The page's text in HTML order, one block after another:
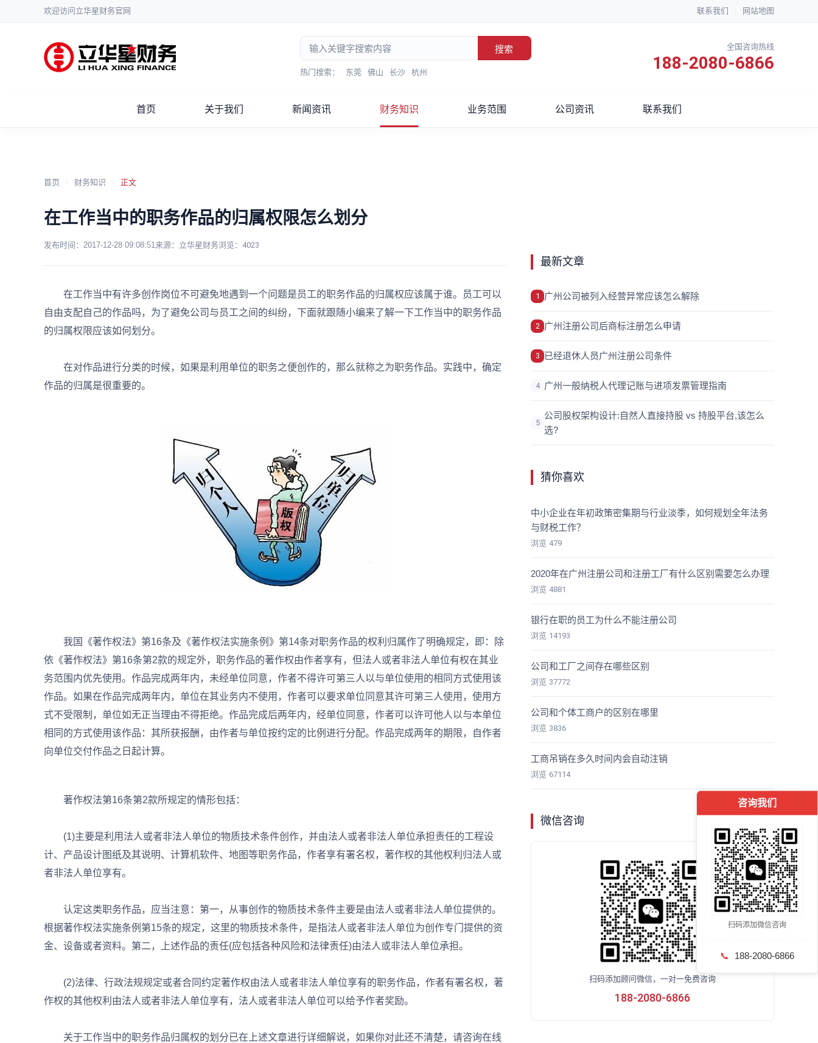
欢迎访问立华星财务官网 联系我们 网站地图
搜索
热门搜索： 东莞 佛山 长沙 杭州
全国咨询热线
188-2080-6866
首页 关于我们 新闻资讯 财务知识 业务范围 公司资讯 联系我们
首页 财务知识 正文
在工作当中的职务作品的归属权限怎么划分
发布时间： 2017-12-28 09:08:51来源：立华星财务浏览： 4023
在工作当中有许多创作岗位不可避免地遇到一个问题是员工的职务作品的归属权应该属于谁。员工可以
自由支配自己的作品吗，为了避免公司与员工之间的纠纷，下面就跟随小编来了解一下工作当中的职务作品
的归属权限应该如何划分。
在对作品进行分类的时候，如果是利用单位的职务之便创作的，那么就称之为职务作品。实践中，确定
作品的归属是很重要的。
我国《著作权法》第16条及《著作权法实施条例》第14条对职务作品的权利归属作了明确规定，即：除
依《著作权法》第16条第2款的规定外，职务作品的著作权由作者享有，但法人或者非法人单位有权在其业
务范围内优先使用。作品完成两年内，未经单位同意，作者不得许可第三人以与单位使用的相同方式使用该
作品。如果在作品完成两年内，单位在其业务内不使用，作者可以要求单位同意其许可第三人使用，使用方
式不受限制，单位如无正当理由不得拒绝。作品完成后两年内，经单位同意，作者可以许可他人以与本单位
相同的方式使用该作品：其所获报酬，由作者与单位按约定的比例进行分配。作品完成两年的期限，自作者
向单位交付作品之日起计算。
著作权法第16条第2款所规定的情形包括：
(1)主要是利用法人或者非法人单位的物质技术条件创作，并由法人或者非法人单位承担责任的工程设
计、产品设计图纸及其说明、计算机软件、地图等职务作品，作者享有署名权，著作权的其他权利归法人或
者非法人单位享有。
认定这类职务作品，应当注意：第一，从事创作的物质技术条件主要是由法人或者非法人单位提供的。
根据著作权法实施条例第15条的规定，这里的物质技术条件，是指法人或者非法人单位为创作专门提供的资
金、设备或者资料。第二，上述作品的责任(应包括各种风险和法律责任)由法人或非法人单位承担。
(2)法律、行政法规规定或者合同约定著作权由法人或者非法人单位享有的职务作品，作者有署名权，著
作权的其他权利由法人或者非法人单位享有，法人或者非法人单位可以给予作者奖励。
关于工作当中的职务作品归属权的划分已在上述文章进行详细解说，如果你对此还不清楚，请咨询在线
最新文章
1 广州公司被列入经营异常应该怎么解除
2 广州注册公司后商标注册怎么申请
3 已经退休人员广州注册公司条件
4 广州一般纳税人代理记账与进项发票管理指南
5
公司股权架构设计:自然人直接持股 vs 持股平台,该怎么
选?
猜你喜欢
中小企业在年初政策密集期与行业淡季，如何规划全年法务
与财税工作？
浏览 479
2020年在广州注册公司和注册工厂有什么区别需要怎么办理
浏览 4881
银行在职的员工为什么不能注册公司
浏览 14193
公司和工厂之间存在哪些区别
浏览 37772
公司和个体工商户的区别在哪里
浏览 3836
工商吊销在多久时间内会自动注销
浏览 67114
微信咨询
扫码添加顾问微信，一对一免费咨询
188-2080-6866
咨询我们
扫码添加微信咨询
📞 188-2080-6866